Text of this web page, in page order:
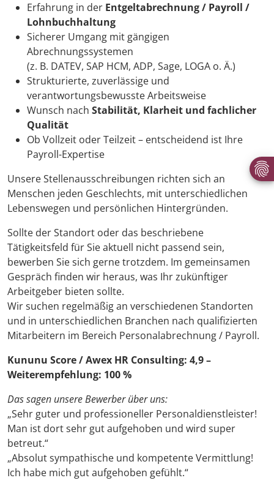
Erfahrung in der Entgeltabrechnung / Payroll /
Lohnbuchhaltung
Sicherer Umgang mit gängigen
Abrechnungssystemen
(z. B. DATEV, SAP HCM, ADP, Sage, LOGA o. Ä.)
Strukturierte, zuverlässige und
verantwortungsbewusste Arbeitsweise
Wunsch nach Stabilität, Klarheit und fachlicher
Qualität
Ob Vollzeit oder Teilzeit – entscheidend ist Ihre
Payroll-Expertise
Unsere Stellenausschreibungen richten sich an
Menschen jeden Geschlechts, mit unterschiedlichen
Lebenswegen und persönlichen Hintergründen.
Sollte der Standort oder das beschriebene
Tätigkeitsfeld für Sie aktuell nicht passend sein,
bewerben Sie sich gerne trotzdem. Im gemeinsamen
Gespräch finden wir heraus, was Ihr zukünftiger
Arbeitgeber bieten sollte.
Wir suchen regelmäßig an verschiedenen Standorten
und in unterschiedlichen Branchen nach qualifizierten
Mitarbeitern im Bereich Personalabrechnung / Payroll.
Kununu Score / Awex HR Consulting: 4,9 –
Weiterempfehlung: 100 %
Das sagen unsere Bewerber über uns:
„Sehr guter und professioneller Personaldienstleister!
Man ist dort sehr gut aufgehoben und wird super
betreut.“
„Absolut sympathische und kompetente Vermittlung!
Ich habe mich gut aufgehoben gefühlt.“